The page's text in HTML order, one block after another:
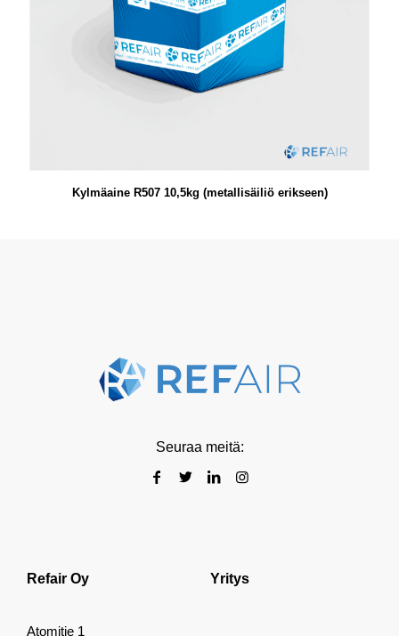
Kylmäaine R507 10,5kg (metallisäiliö erikseen)
Seuraa meitä:
Refair Oy
Atomitie 1
Yritys